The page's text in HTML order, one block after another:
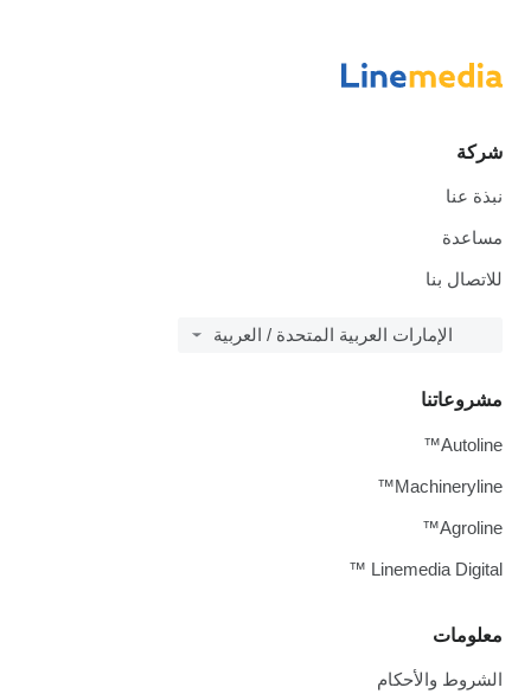
شركة
نبذة عنا
مساعدة
للاتصال بنا
الإمارات العربية المتحدة / العربية
معلومات
الشروط والأحكام
مشروعاتنا
Autoline™
Machineryline™
Agroline™
Linemedia Digital ™